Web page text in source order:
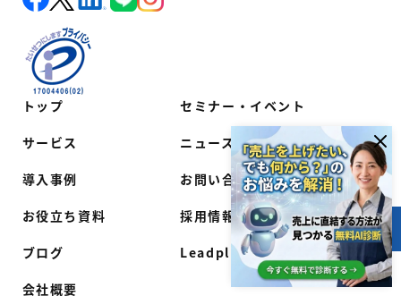
目次
トップ
サービス
導入事例
お役立ち資料
ブログ
会社概要
セミナー・イベント
ニュース
お問い合わせ
採用情報
Leadplus Oneヘルプ